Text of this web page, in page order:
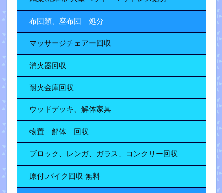
布団類、座布団 処分
マッサージチェアー回収
消火器回収
耐火金庫回収
ウッドデッキ、解体家具
物置 解体 回収
ブロック、レンガ、ガラス、コンクリー回収
原付.バイク回収 無料